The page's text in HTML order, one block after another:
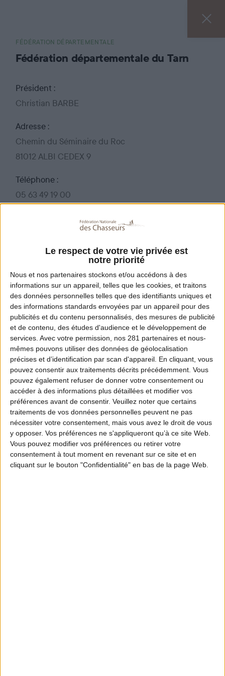
Le respect de votre vie privée est
notre priorité
Nous et nos partenaires stockons et/ou accédons à des
informations sur un appareil, telles que les cookies, et traitons
des données personnelles telles que des identifiants uniques et
des informations standards envoyées par un appareil pour des
publicités et du contenu personnalisés, des mesures de publicité
et de contenu, des études d'audience et le développement de
services. Avec votre permission, nos 281 partenaires et nous-
mêmes pouvons utiliser des données de géolocalisation
précises et d’identification par scan d'appareil. En cliquant, vous
pouvez consentir aux traitements décrits précédemment. Vous
pouvez également refuser de donner votre consentement ou
accéder à des informations plus détaillées et modifier vos
préférences avant de consentir. Veuillez noter que certains
traitements de vos données personnelles peuvent ne pas
nécessiter votre consentement, mais vous avez le droit de vous
y opposer. Vos préférences ne s'appliqueront qu’à ce site Web.
Vous pouvez modifier vos préférences ou retirer votre
consentement à tout moment en revenant sur ce site et en
cliquant sur le bouton "Confidentialité" en bas de la page Web.
FÉDÉRATION DÉPARTEMENTALE
Fédération départementale du Tarn
Président :
Christian BARBE
Adresse :
Chemin du Séminaire du Roc
81012 ALBI CEDEX 9
Téléphone :
05 63 49 19 00
fdc81@chasseurdefrance.com
Site Internet :
www.chasse-nature-midipyrenees.fr/tarn
Dates de chasse dans ce département
Ouverture :
Du 13 septembre 2026
Fermeture :
au 28 février 2027 jusqu'au soir.
Pour connaître le détail de l'arrêté relatif à
l'ouverture et à la clôture de la chasse dans le